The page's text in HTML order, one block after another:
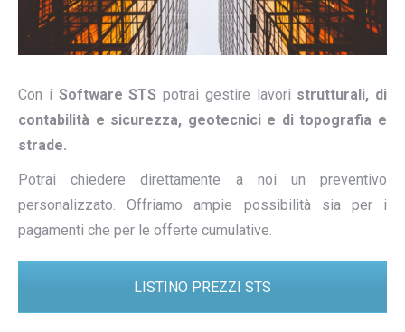
Con i Software STS potrai gestire lavori strutturali, di
contabilità e sicurezza, geotecnici e di topografia e
strade.
Potrai chiedere direttamente a noi un preventivo
personalizzato. Offriamo ampie possibilità sia per i
pagamenti che per le offerte cumulative.
LISTINO PREZZI STS